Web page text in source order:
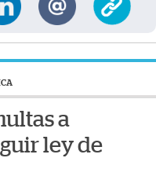
a
ley de